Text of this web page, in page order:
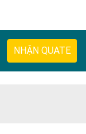
NHẬN QUATE